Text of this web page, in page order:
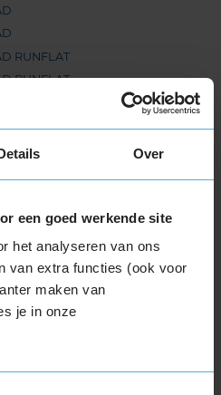
Over
een goed werkende site
het analyseren van ons
van extra functies (ook voor
maken van
je in onze
RUNFLAT
RUNFLAT
RUNFLAT
RUNFLAT
RUNFLAT
RUNFLAT